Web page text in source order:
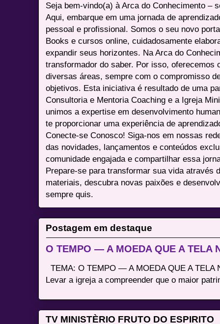
Seja bem-vindo(a) à Arca do Conhecimento –
Aqui, embarque em uma jornada de
pessoal e profissional. Somos o seu novo
Books e cursos online, cuidadosamente
expandir seus horizontes. Na Arca do
transformador do saber. Por isso, oferecemos
diversas áreas, sempre com o compromisso
objetivos. Esta iniciativa é resultado de uma
Consultoria e Mentoria Coaching e a Igreja
unimos a expertise em desenvolvimento
te proporcionar uma experiência de
Conecte-se Conosco! Siga-nos em nossas
das novidades, lançamentos e conteúdos
comunidade engajada e compartilhar essa
Prepare-se para transformar sua vida através
materiais, descubra novas paixões e
sempre quis.
Postagem em destaque
O TEMPO — A MOEDA QUE A TELA
TEMA: O TEMPO — A MOEDA QUE A TELA
Levar a igreja a compreender que o maior
TV MINISTÈRIO FRUTO DO ESPIRITO